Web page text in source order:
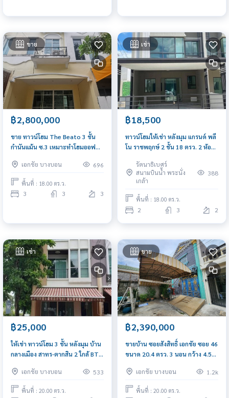
ขาย
฿2,800,000
ขาย ทาวน์โฮม The Beato 3 ชั้น
กำนันแม้น ซ.3 เหมาะทำโฮมออฟ
เอกชัย บางบอน
696
พื้นที่ : 18.00 ตร.ว.
3 3 3
เช่า
฿18,500
ทาวน์โฮมให้เช่า หลังมุม แกรนด์ พลี
โน ราชพฤกษ์ 2 ชั้น 18 ตรว. 2 ห้อง
เวสต์เกต MRT
รัตนาธิเบศร์
สนามบินน้ำ พระนั่ง
เกล้า
388
พื้นที่ : 18.00 ตร.ว.
2 3 2
เช่า
฿25,000
ให้เช่า ทาวน์โฮม 3 ชั้น หลังมุม บ้าน
กลางเมือง สาทร-ตากสิน 2 ใกล้ BTS
เอกชัย บางบอน
533
พื้นที่ : 20.00 ตร.ว.
ขาย
฿2,390,000
ขายบ้าน ซอยสังสิทธิ์ เอกชัย ซอย 46
ขนาด 20.4 ตรว. 3 นอน กว้าง 4.5
พร้อมอยู่เอกชัย บางบอน 1.2k
พื้นที่ : 20.00 ตร.ว.